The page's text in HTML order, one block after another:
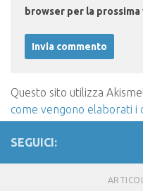
browser per la
Questo sito utilizza
come vengono elaborati i
SEGUICI: